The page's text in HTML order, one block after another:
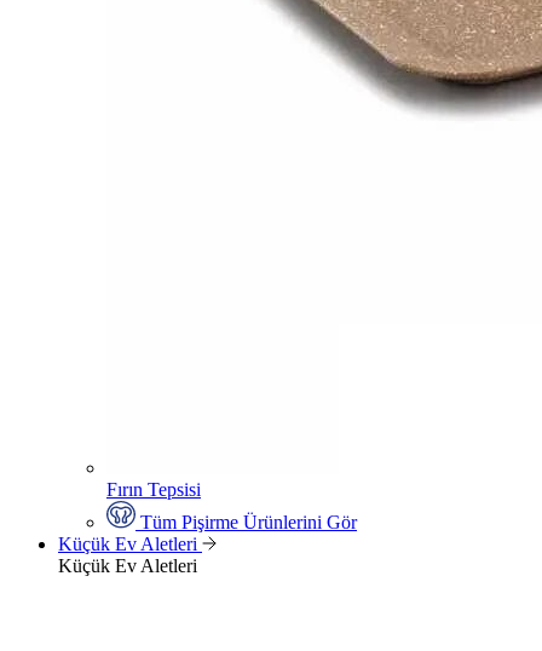
Fırın Tepsisi
Tüm Pişirme Ürünlerini Gör
Küçük Ev Aletleri
Küçük Ev Aletleri